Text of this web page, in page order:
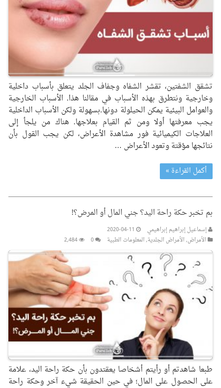
تشقق الشفتين، تقشر الشفاه وجفاف الجلد يتعلق بأسباب داخلية
وخارجية ونتطرق بهذه الأسباب في مقالنا هذا. الأسباب الخارجية
والعوامل البيئية يمكن الحيلولة دونها.بسهولة ولكن الأسباب الداخلية
يجب معرفتها أولا ومن ثم القيام بعلاجها. هناك من يلجأ إلى
العلاجات الكيميائية فور مشاهدة الأعراض، لكن يجب القول بأن
نتائجها مؤقتة وتعود الأعراض …
أكمل القراءة »
بم تخبر حكة راحة اليد؟ جني المال أو المرض؟!
إسماعيل إبراهيم إبراهيمي
2020-04-11
الأمراض,الأمراض الجلدیة,المعلومات الطبیة 0
2,484
طبعا شاهدتم أو رأيتم أشخاصا يعقتدون بأن حكة راحة اليد، علامة
على الحصول على المال؛ في حين الحقيقة شيء آخر وحكة راحة